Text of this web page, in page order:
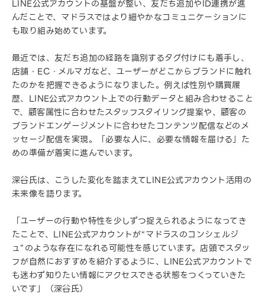
LINE公式アカウントの基盤が整い、友だち追加やID連携が進
んだことで、マドラスではより細やかなコミュニケーションに
も取り組み始めています。
最近では、友だち追加の経路を識別するタグ付けにも着手し、
店舗・EC・メルマガなど、ユーザーがどこからブランドに触れ
たのかを把握できるようになりました。例えば性別や購買履
歴、LINE公式アカウント上での行動データと組み合わせること
で、顧客属性に合わせたスタッフスタイリング提案や、顧客の
ブランドエンゲージメントに合わせたコンテンツ配信などのメ
ッセージ配信を実現。「必要な人に、必要な情報を届ける」た
めの準備が着実に進んでいます。
深谷氏は、こうした変化を踏まえてLINE公式アカウント活用の
未来像を語ります。
「ユーザーの行動や特性を少しずつ捉えられるようになってき
たことで、LINE公式アカウントが“マドラスのコンシェルジ
ュ”のような存在になれる可能性を感じています。店頭でスタッ
フが自然におすすめを紹介するように、LINE公式アカウントで
も迷わず知りたい情報にアクセスできる状態をつくっていきた
いです」（深谷氏）